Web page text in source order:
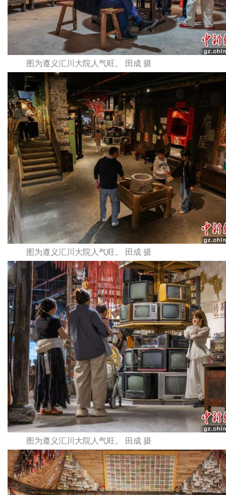
图为遵义汇川大院人气旺。 田成 摄
图为遵义汇川大院人气旺。 田成 摄
图为遵义汇川大院人气旺。 田成 摄